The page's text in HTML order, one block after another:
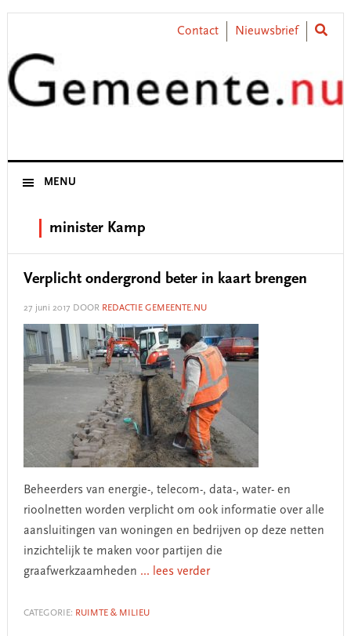
Skip
primary
navigation
Skip
content
Skip
primary
sidebar
Skip
footer
Contact Nieuwsbrief
MENU
minister Kamp
Verplicht ondergrond beter in kaart brengen
27 juni 2017 DOOR REDACTIE GEMEENTE.NU
Beheerders van energie-, telecom-, data-, water- en
rioolnetten worden verplicht om ook informatie over alle
aansluitingen van woningen en bedrijven op deze netten
inzichtelijk te maken voor partijen die
graafwerkzaamheden ... lees verder
CATEGORIE: RUIMTE & MILIEU